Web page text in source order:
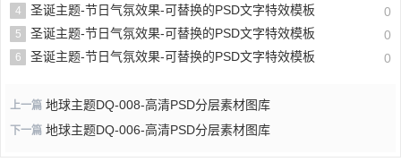
4 圣诞主题-节日气氛效果-可替换的PSD文字特效模板 0
5 圣诞主题-节日气氛效果-可替换的PSD文字特效模板 0
6 圣诞主题-节日气氛效果-可替换的PSD文字特效模板 0
上一篇 地球主题DQ-008-高清PSD分层素材图库
下一篇 地球主题DQ-006-高清PSD分层素材图库